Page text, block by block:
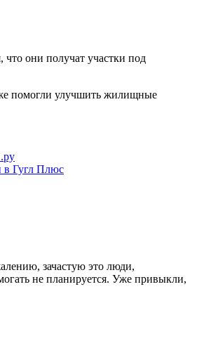
они получат участки под
помогли улучшить жилищные
зачастую это люди,
не планируется. Уже привыкли,